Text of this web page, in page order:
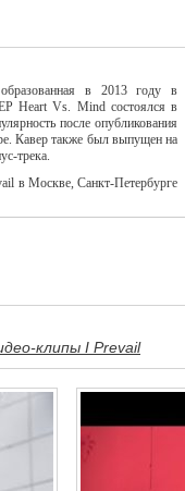
в 2013 году в
Heart Vs. Mind состоялся в
после опубликования
Кавер также был выпущен на
трека.
в Москве, Санкт-Петербурге
клипы I Prevail